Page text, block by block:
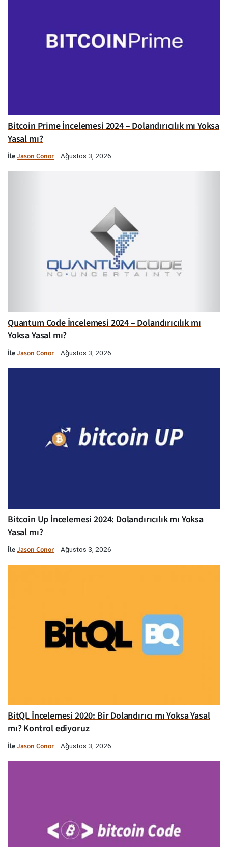
Bitcoin Prime İncelemesi 2024 – Dolandırıcılık mı Yoksa
Yasal mı?
İleJason Conor Ağustos 3, 2026
Quantum Code İncelemesi 2024 – Dolandırıcılık mı
Yoksa Yasal mı?
İleJason Conor Ağustos 3, 2026
Bitcoin Up İncelemesi 2024: Dolandırıcılık mı Yoksa
Yasal mı?
İleJason Conor Ağustos 3, 2026
BitQL İncelemesi 2020: Bir Dolandırıcı mı Yoksa Yasal
mı? Kontrol ediyoruz
İleJason Conor Ağustos 3, 2026